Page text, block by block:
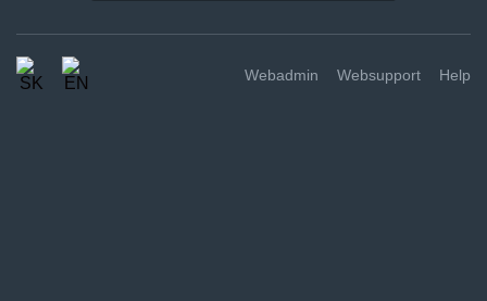
Webadmin Websupport Help